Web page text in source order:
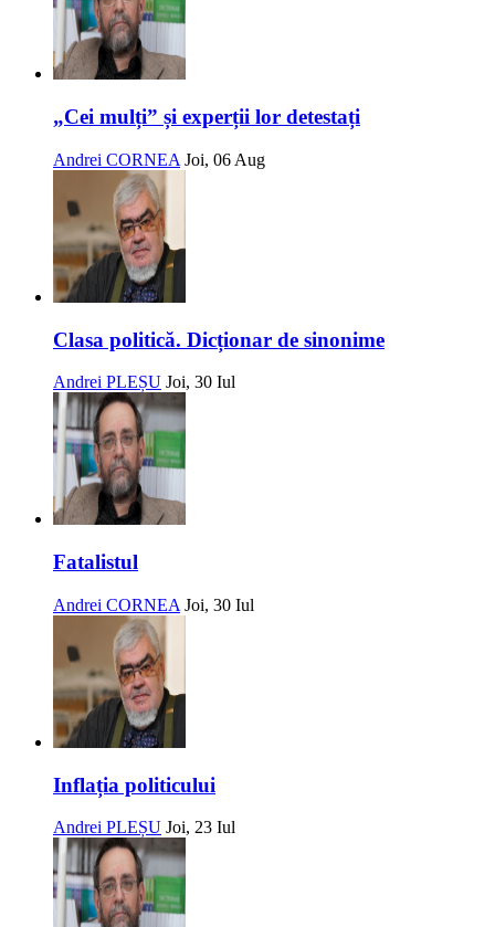
„Cei mulți” și experții lor detestați
Andrei CORNEA Joi, 06 Aug
Clasa politică. Dicționar de sinonime
Andrei PLEȘU Joi, 30 Iul
Fatalistul
Andrei CORNEA Joi, 30 Iul
Inflația politicului
Andrei PLEȘU Joi, 23 Iul